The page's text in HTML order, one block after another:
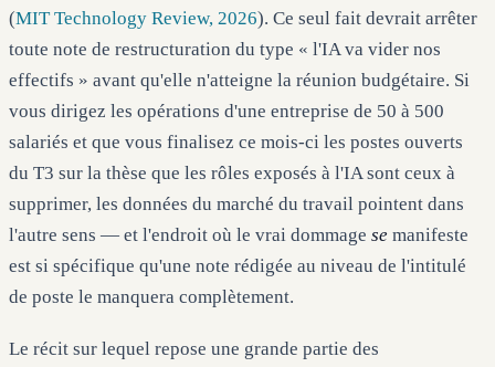
(MIT Technology Review, 2026). Ce seul fait devrait arrêter
toute note de restructuration du type « l'IA va vider nos
effectifs » avant qu'elle n'atteigne la réunion budgétaire. Si
vous dirigez les opérations d'une entreprise de 50 à 500
salariés et que vous finalisez ce mois-ci les postes ouverts
du T3 sur la thèse que les rôles exposés à l'IA sont ceux à
supprimer, les données du marché du travail pointent dans
l'autre sens — et l'endroit où le vrai dommage se manifeste
est si spécifique qu'une note rédigée au niveau de l'intitulé
de poste le manquera complètement.
Le récit sur lequel repose une grande partie des